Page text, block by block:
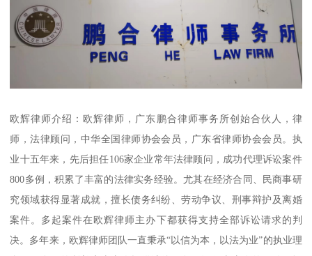
欧辉律师介绍：欧辉律师，广东鹏合律师事务所创始合伙人，律
师，法律顾问，中华全国律师协会会员，广东省律师协会会员。执
业十五年来，先后担任106家企业常年法律顾问，成功代理诉讼案件
800多例，积累了丰富的法律实务经验。尤其在经济合同、民商事研
究领域获得显著成就，擅长债务纠纷、劳动争议、刑事辩护及离婚
案件。多起案件在欧辉律师主办下都获得支持全部诉讼请求的判
决。多年来，欧辉律师团队一直秉承“以信为本，以法为业”的执业理